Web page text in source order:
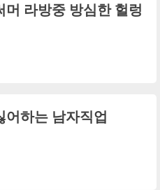
머 라방중 방심한 헐렁
어하는 남자직업